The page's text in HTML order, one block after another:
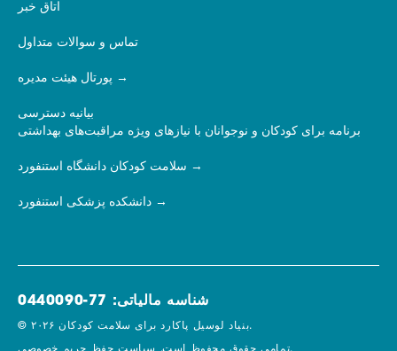
اتاق خبر
تماس و سوالات متداول
پورتال هیئت مدیره
بیانیه دسترسی
برنامه برای کودکان و نوجوانان با نیازهای ویژه مراقبت‌های بهداشتی
سلامت کودکان دانشگاه استنفورد
دانشکده پزشکی استنفورد
شناسه مالیاتی: 77-0440090
© ۲۰۲۶ بنیاد لوسیل پاکارد برای سلامت کودکان.